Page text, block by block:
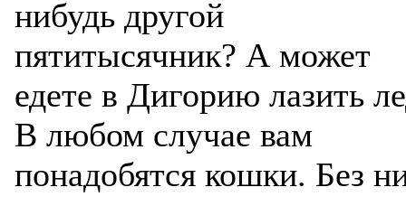
нибудь другой
пятитысячник? А может
едете в Дигорию лазить
В любом случае вам
понадобятся кошки. Без